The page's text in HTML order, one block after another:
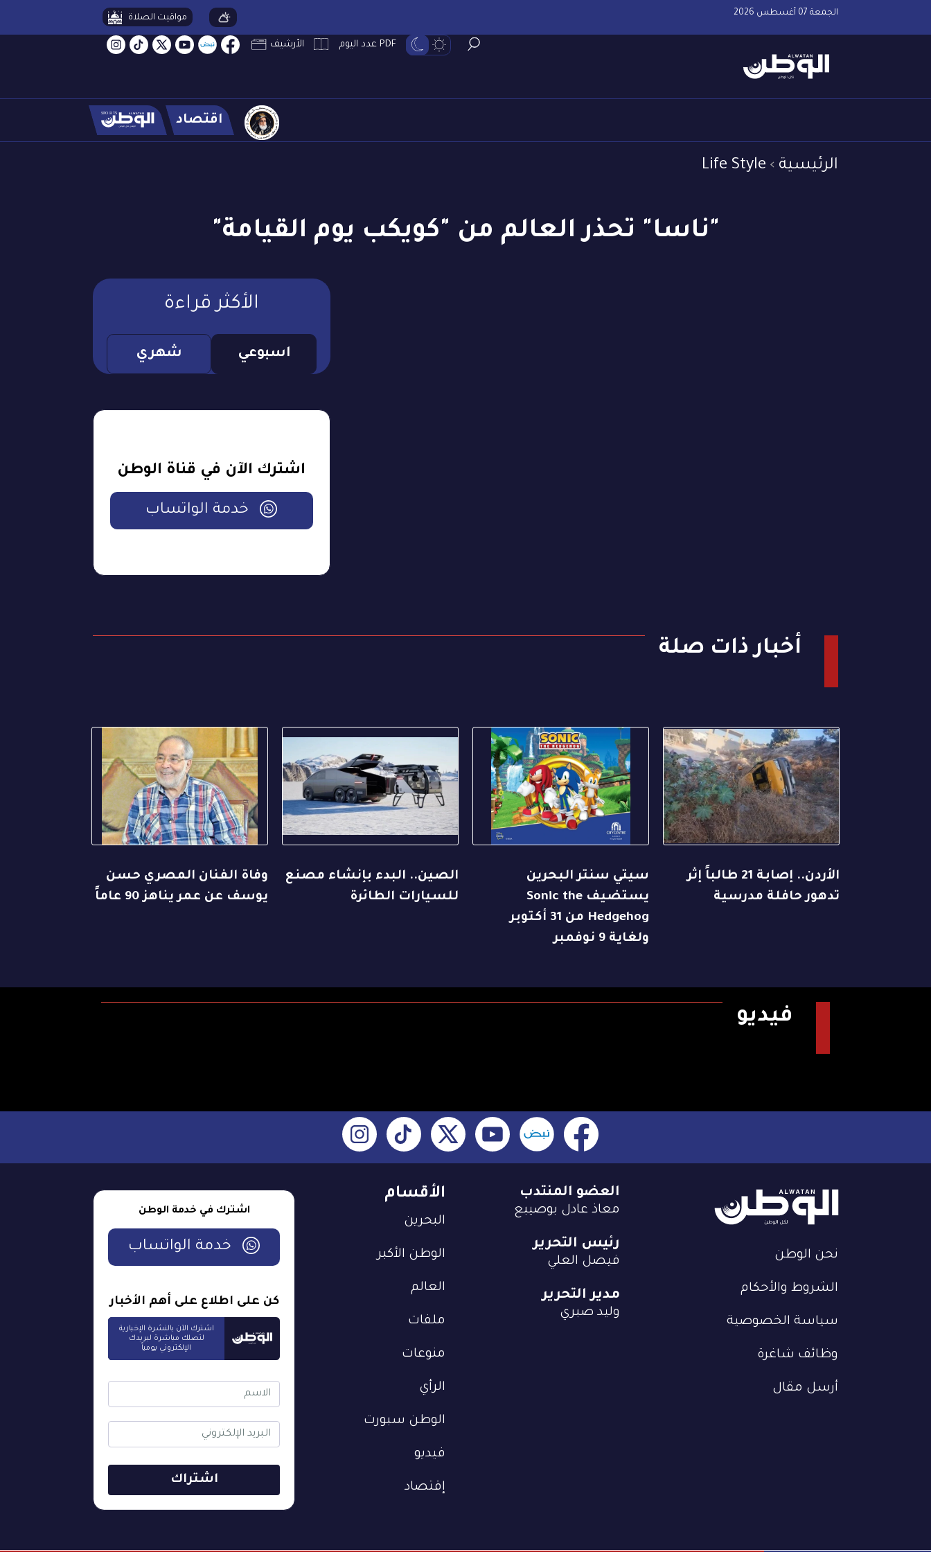
الجمعة 07 أغسطس 2026 مواقيت الصلاة
PDF عدد اليوم الأرشيف
اقتصاد
الرئيسية Life Style
"ناسا" تحذر العالم من "كويكب يوم القيامة"
الأكثر قراءة
اسبوعي شهري
اشترك الآن في قناة الوطن
خدمة الواتساب
أخبار ذات صلة
الأردن.. إصابة 21 طالباً إثر
تدهور حافلة مدرسية
سيتي سنتر البحرين
يستضيف Sonic the
Hedgehog من 31 أكتوبر
ولغاية 9 نوفمبر
الصين.. البدء بإنشاء مصنع
للسيارات الطائرة
وفاة الفنان المصري حسن
يوسف عن عمر يناهز 90 عاماً
فيديو
نحن الوطن
الشروط والأحكام
سياسة الخصوصية
وظائف شاغرة
أرسل مقال
الأقسام
البحرين
الوطن الأكبر
العالم
ملفات
منوعات
الرأي
الوطن سبورت
فيديو
إقتصاد
العضو المنتدب
معاذ عادل بوصيبع
رئيس التحرير
فيصل العلي
مدير التحرير
وليد صبري
اشترك في خدمة الوطن
خدمة الواتساب
كن على اطلاع على أهم الأخبار
اشترك الآن بالنشرة الإخبارية
لتصلك مباشرة لبريدك
الإلكتروني يومياً
اشتراك